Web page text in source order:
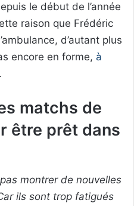
le début de l’année
raison que Frédéric
d’autant plus
encore en forme, à
.
matchs de
être prêt dans
montrer de nouvelles
ils sont trop fatigués